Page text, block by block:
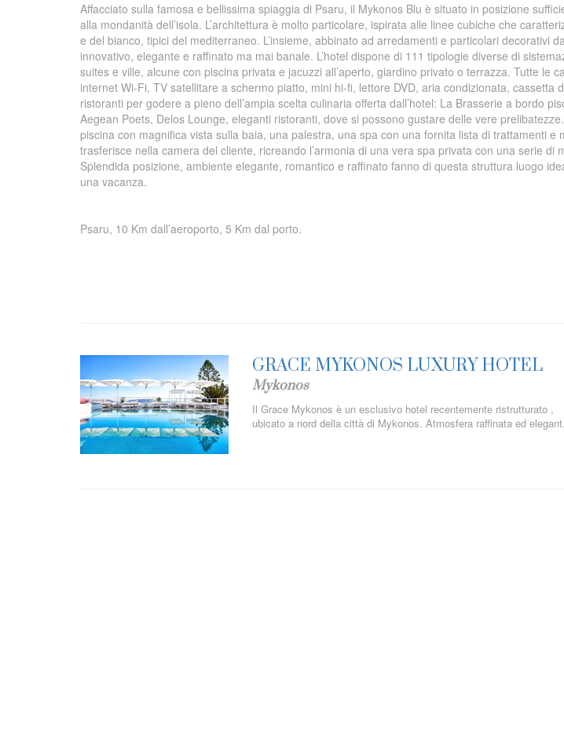
Affacciato sulla famosa e bellissima spiaggia di Psaru, il Mykonos Blu è situato in posizione
alla mondanità dell’isola. L’architettura è molto particolare, ispirata alle linee cubiche che
e del bianco, tipici del mediterraneo. L’insieme, abbinato ad arredamenti e particolari decorativi
innovativo, elegante e raffinato ma mai banale. L’hotel dispone di 111 tipologie diverse di
suites e ville, alcune con piscina privata e jacuzzi all’aperto, giardino privato o terrazza. Tutte le
internet Wi-Fi, TV satellitare a schermo piatto, mini hi-fi, lettore DVD, aria condizionata, cassetta
ristoranti per godere a pieno dell’ampia scelta culinaria offerta dall’hotel: La Brasserie a bordo
Aegean Poets, Delos Lounge, eleganti ristoranti, dove si possono gustare delle vere
piscina con magnifica vista sulla baia, una palestra, una spa con una fornita lista di trattamenti e
trasferisce nella camera del cliente, ricreando l’armonia di una vera spa privata con una serie di
Splendida posizione, ambiente elegante, romantico e raffinato fanno di questa struttura luogo
una vacanza.
Psaru, 10 Km dall’aeroporto, 5 Km dal porto.
GRACE MYKONOS LUXURY HOTEL
Mykonos
Il Grace Mykonos è un esclusivo hotel recentemente ristrutturato ,
ubicato a nord della città di Mykonos. Atmosfera raffinata ed